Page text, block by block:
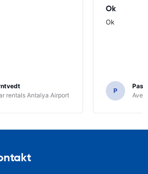
rentals Antalya Airport
Ok
Ok
P
Avec